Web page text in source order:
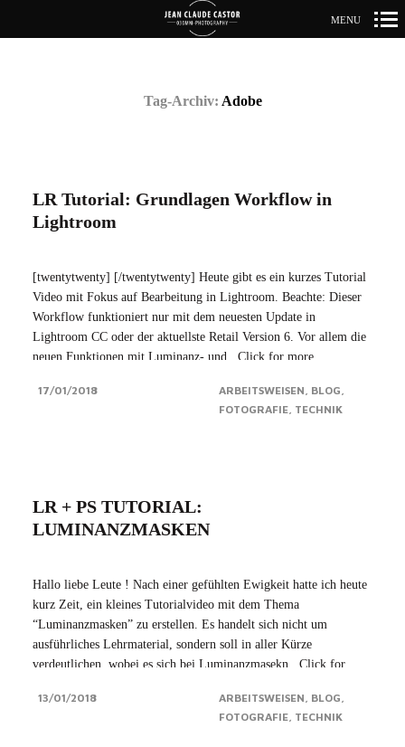
MENU
Tag-Archiv: Adobe
LR Tutorial: Grundlagen Workflow in
Lightroom
[twentytwenty] [/twentytwenty] Heute gibt es ein kurzes Tutorial
Video mit Fokus auf Bearbeitung in Lightroom. Beachte: Dieser
Workflow funktioniert nur mit dem neuesten Update in
Lightroom CC oder der aktuellste Retail Version 6. Vor allem die
neuen Funktionen mit Luminanz- und...Click for more
17/01/2018 ARBEITSWEISEN BLOG
FOTOGRAFIE TECHNIK
LR + PS TUTORIAL:
LUMINANZMASKEN
Hallo liebe Leute ! Nach einer gefühlten Ewigkeit hatte ich heute
kurz Zeit, ein kleines Tutorialvideo mit dem Thema
“Luminanzmasken” zu erstellen. Es handelt sich nicht um
ausführliches Lehrmaterial, sondern soll in aller Kürze
verdeutlichen, wobei es sich bei Luminanzmasekn...Click for
13/01/2018
ARBEITSWEISEN BLOG
FOTOGRAFIE TECHNIK